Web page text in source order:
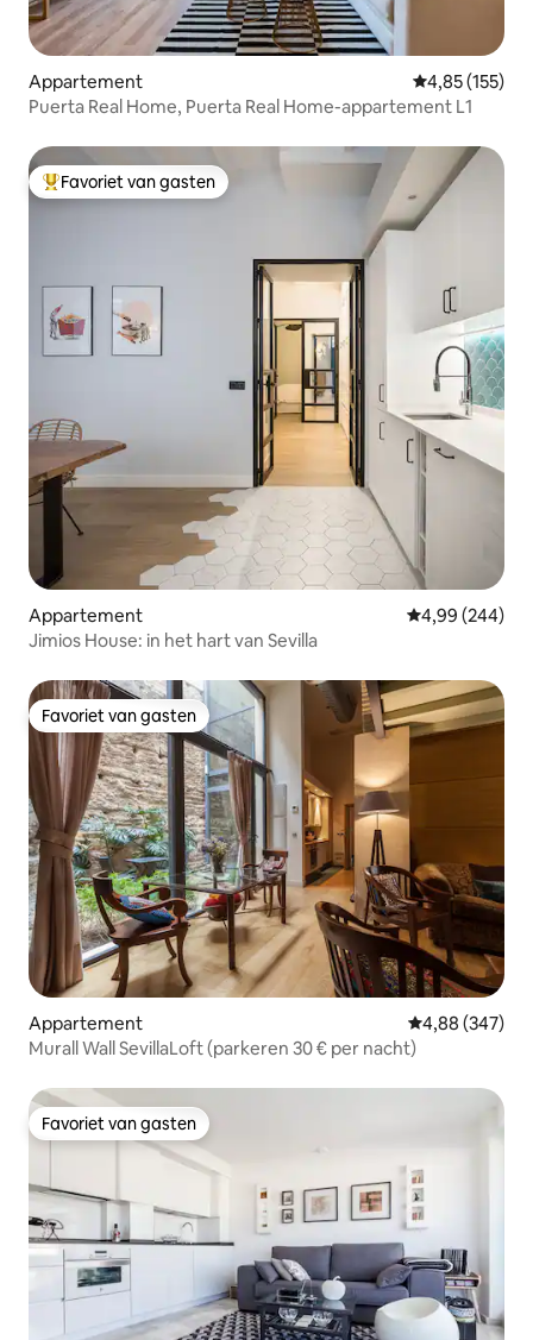
Appartement Gemiddelde
4,85 (155)
Puerta Real Home, Puerta Real Home-appartement L1
Topfavoriet van gasten
Favoriet van gasten
Appartement Gemiddelde
4,99 (244)
Jimios House: in het hart van Sevilla
Favoriet van gasten
Favoriet van gasten
Appartement Gemiddelde
4,88 (347)
Murall Wall SevillaLoft (parkeren 30 € per nacht)
Favoriet van gasten
Favoriet van gasten